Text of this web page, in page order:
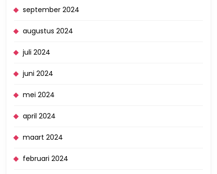
september 2024
augustus 2024
juli 2024
juni 2024
mei 2024
april 2024
maart 2024
februari 2024